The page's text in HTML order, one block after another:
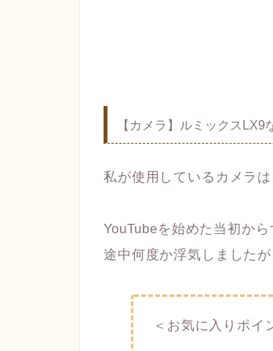
【カメラ】ルミックスLX9
私が使用しているカメラ
YouTubeを始めた当初から
途中何度か浮気しました
＜お気に入りポイ